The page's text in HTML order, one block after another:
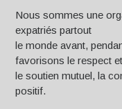
Nous sommes une
expatriés partout
le monde avant,
favorisons le respect
le soutien mutuel, la
positif.